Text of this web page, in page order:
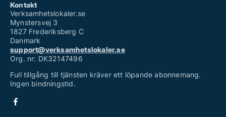
Kontakt
Verksamhetslokaler.se
Mynstersvej 3
1827 Frederiksberg C
Danmark
support@verksamhetslokaler.se
Org. nr: DK32147496
Full tillgång till tjänsten kräver ett löpande abonnemang.
Ingen bindningstid.